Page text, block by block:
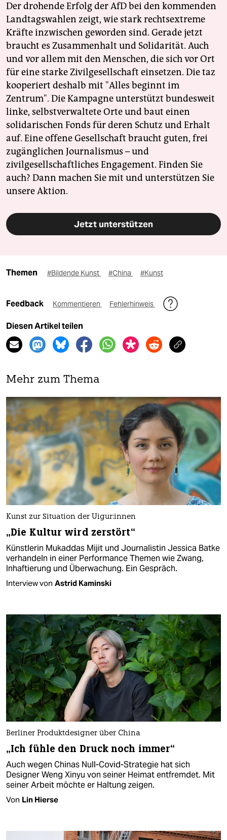
Der drohende Erfolg der AfD bei den kommenden
Landtagswahlen zeigt, wie stark rechtsextreme
Kräfte inzwischen geworden sind. Gerade jetzt
braucht es Zusammenhalt und Solidarität. Auch
und vor allem mit den Menschen, die sich vor Ort
für eine starke Zivilgesellschaft einsetzen. Die taz
kooperiert deshalb mit "Alles beginnt im
Zentrum". Die Kampagne unterstützt bundesweit
linke, selbstverwaltete Orte und baut einen
solidarischen Fonds für deren Schutz und Erhalt
auf. Eine offene Gesellschaft braucht guten, frei
zugänglichen Journalismus – und
zivilgesellschaftliches Engagement. Finden Sie
auch? Dann machen Sie mit und unterstützen Sie
unsere Aktion.
Jetzt unterstützen
Themen #Bildende Kunst #China #Kunst
Feedback Kommentieren Fehlerhinweis
Diesen Artikel teilen
Mehr zum Thema
Kunst zur Situation der Ui­gu­r:in­nen
„Die Kultur wird zerstört“
Künstlerin Mukaddas Mijit und Journalistin Jessica Batke
verhandeln in einer Performance Themen wie Zwang,
Inhaftierung und Überwachung. Ein Gespräch.
Interview von Astrid Kaminski
Berliner Produktdesigner über China
„Ich fühle den Druck noch immer“
Auch wegen Chinas Null-Covid-Strategie hat sich
Designer Weng Xinyu von seiner Heimat entfremdet. Mit
seiner Arbeit möchte er Haltung zeigen.
Von Lin Hierse